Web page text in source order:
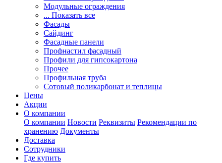
Модульные ограждения
... Показать все
Фасады
Сайдинг
Фасадные панели
Профнастил фасадный
Профили для гипсокартона
Прочее
Профильная труба
Сотовый поликарбонат и теплицы
Цены
Акции
О компании
О компании Новости Реквизиты Рекомендации по
хранению Документы
Доставка
Сотрудники
Где купить